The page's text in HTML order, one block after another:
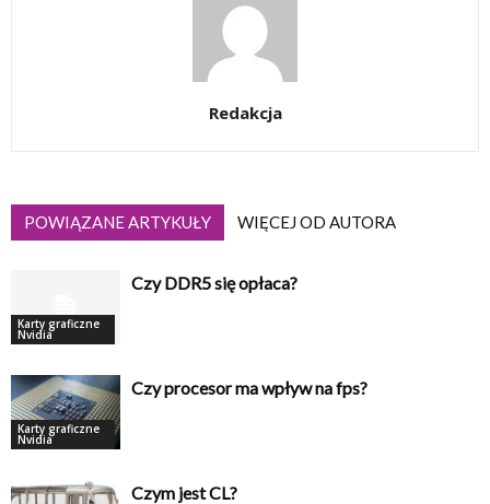
Redakcja
POWIĄZANE ARTYKUŁY WIĘCEJ OD AUTORA
Karty graficzne
Nvidia
Czy DDR5 się opłaca?
Karty graficzne
Nvidia
Czy procesor ma wpływ na fps?
Czym jest CL?